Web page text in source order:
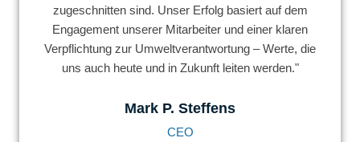
zugeschnitten sind. Unser Erfolg basiert auf dem
Engagement unserer Mitarbeiter und einer klaren
Verpflichtung zur Umweltverantwortung – Werte, die
uns auch heute und in Zukunft leiten werden."
Mark P. Steffens
CEO